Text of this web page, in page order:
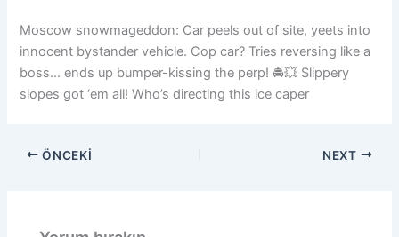
Moscow snowmageddon: Car peels out of site, yeets into
innocent bystander vehicle. Cop car? Tries reversing like a
boss… ends up bumper-kissing the perp! 🚔💥 Slippery
slopes got ‘em all! Who’s directing this ice caper
ÖNCEKI NEXT